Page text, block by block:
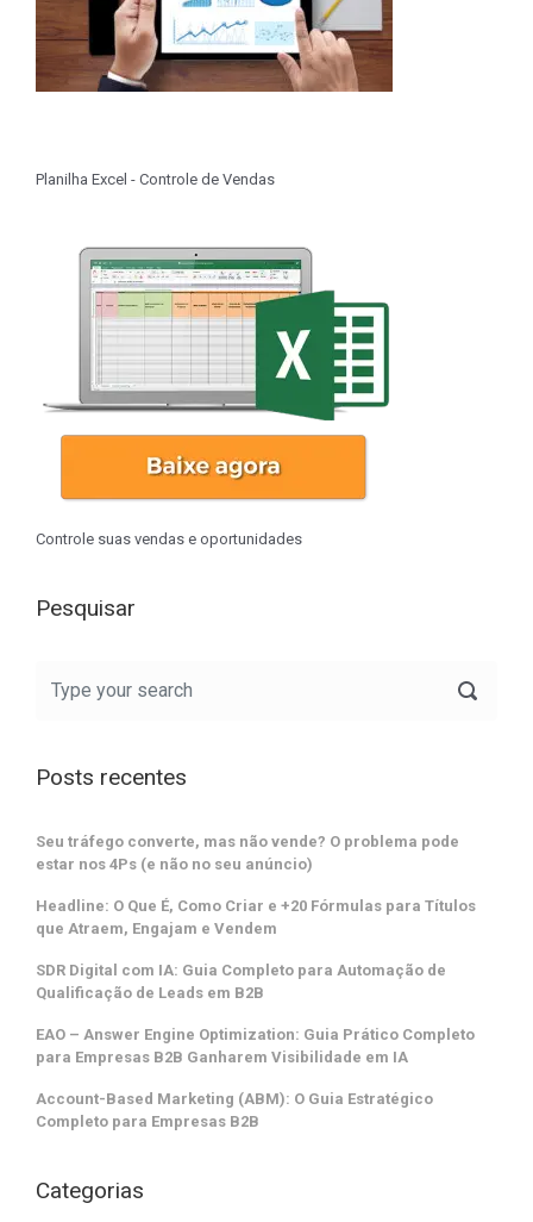
Planilha Excel - Controle de Vendas
Controle suas vendas e oportunidades
Pesquisar
Posts recentes
Seu tráfego converte, mas não vende? O problema pode
estar nos 4Ps (e não no seu anúncio)
Headline: O Que É, Como Criar e +20 Fórmulas para Títulos
que Atraem, Engajam e Vendem
SDR Digital com IA: Guia Completo para Automação de
Qualificação de Leads em B2B
EAO – Answer Engine Optimization: Guia Prático Completo
para Empresas B2B Ganharem Visibilidade em IA
Account-Based Marketing (ABM): O Guia Estratégico
Completo para Empresas B2B
Categorias